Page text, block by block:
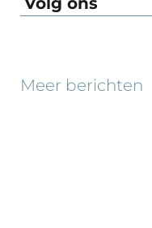
Meer berichten